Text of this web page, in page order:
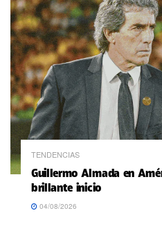
TENDENCIAS
Guillermo Almada en
brillante inicio
04/08/2026